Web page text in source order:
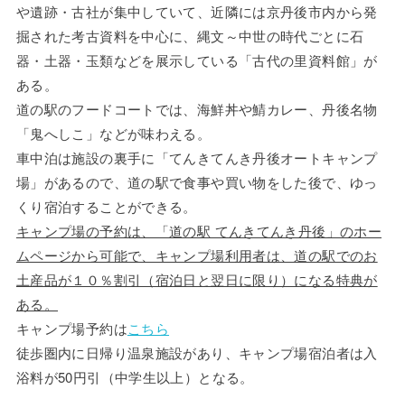
や遺跡・古社が集中していて、近隣には京丹後市内から発
掘された考古資料を中心に、縄文～中世の時代ごとに石
器・土器・玉類などを展示している「古代の里資料館」が
ある。
道の駅のフードコートでは、海鮮丼や鯖カレー、丹後名物
「鬼へしこ」などが味わえる。
車中泊は施設の裏手に「てんきてんき丹後オートキャンプ
場」があるので、道の駅で食事や買い物をした後で、ゆっ
くり宿泊することができる。
キャンプ場の予約は、「道の駅 てんきてんき丹後」のホー
ムページから可能で、キャンプ場利用者は、道の駅でのお
土産品が１０％割引（宿泊日と翌日に限り）になる特典が
ある。
キャンプ場予約はこちら
徒歩圏内に日帰り温泉施設があり、キャンプ場宿泊者は入
浴料が50円引（中学生以上）となる。